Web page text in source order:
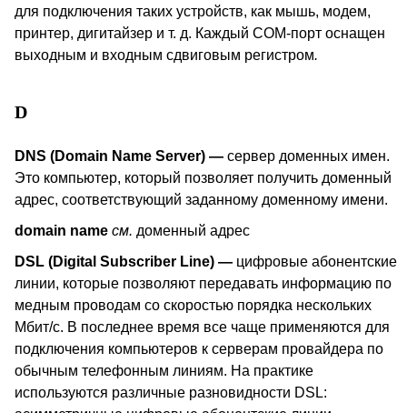
для подключения таких устройств, как мышь, модем,
принтер, дигитайзер и т. д. Каждый COM-порт оснащен
выходным и входным сдвиговым регистром.
D
DNS (Domain Name Server) — сервер доменных имен.
Это компьютер, который позволяет получить доменный
адрес, соответствующий заданному доменному имени.
domain name см. доменный адрес
DSL (Digital Subscriber Line) — цифровые абонентские
линии, которые позволяют передавать информацию по
медным проводам со скоростью порядка нескольких
Мбит/с. В последнее время все чаще применяются для
подключения компьютеров к серверам провайдера по
обычным телефонным линиям. На практике
используются различные разновидности DSL: